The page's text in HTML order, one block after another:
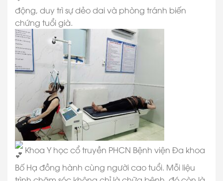
động, duy trì sự dẻo dai và phòng tránh biến
chứng tuổi già.
Khoa Y học cổ truyền PHCN Bệnh viện Đa khoa
Bố Hạ đồng hành cùng người cao tuổi. Mỗi liệu